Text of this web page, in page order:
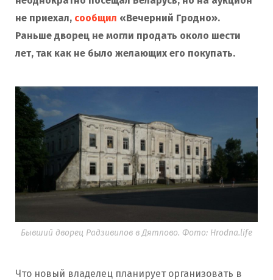
не приехал, сообщил «Вечерний Гродно».
Раньше дворец не могли продать около шести
лет, так как не было желающих его покупать.
Бывший дворец Радзивилов в Дятлово. Фото: Hrodna.life
Что новый владелец планирует организовать в